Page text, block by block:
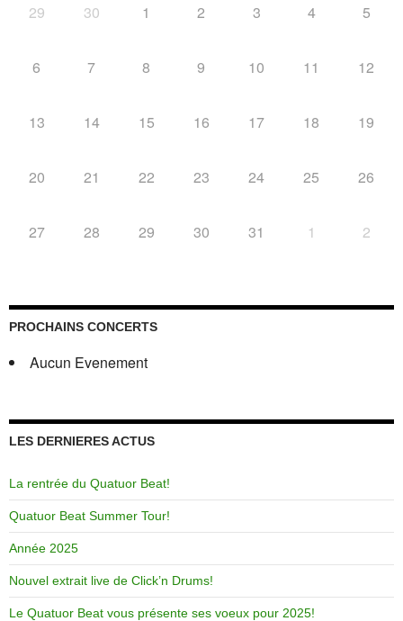
29 30 1 2 3 4 5
6 7 8 9 10 11 12
13 14 15 16 17 18 19
20 21 22 23 24 25 26
27 28 29 30 31 1 2
PROCHAINS CONCERTS
Aucun Evenement
LES DERNIERES ACTUS
La rentrée du Quatuor Beat!
Quatuor Beat Summer Tour!
Année 2025
Nouvel extrait live de Click’n Drums!
Le Quatuor Beat vous présente ses voeux pour 2025!